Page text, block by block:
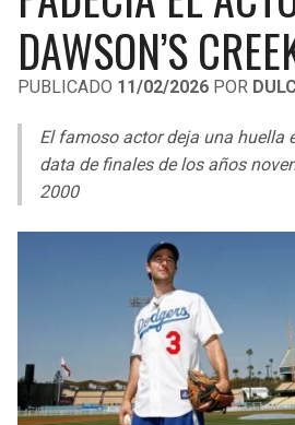
LIGA DE EXPANSIÓN MX
LEAGUES CUP
UEFA EUROPA LEAGUE
UEFA CONFERENCE LEAGUE
COPA LIBERTADORES
COPA SUDAMERICANA
DAWSON’S
PUBLICADO 11/02/2026 POR
El famoso actor deja una huella
data de finales de los años
2000